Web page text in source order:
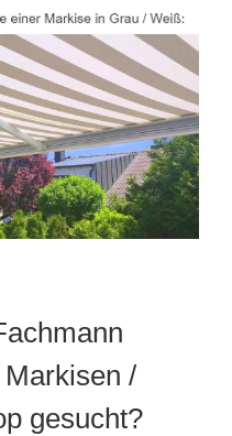
/
gesucht?